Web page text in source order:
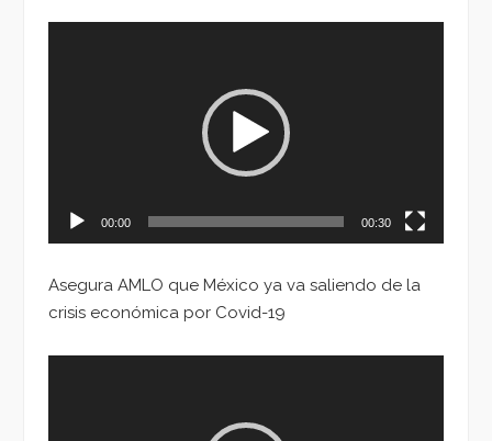
00:00 00:30
Asegura AMLO que México ya va saliendo de la
crisis económica por Covid-19